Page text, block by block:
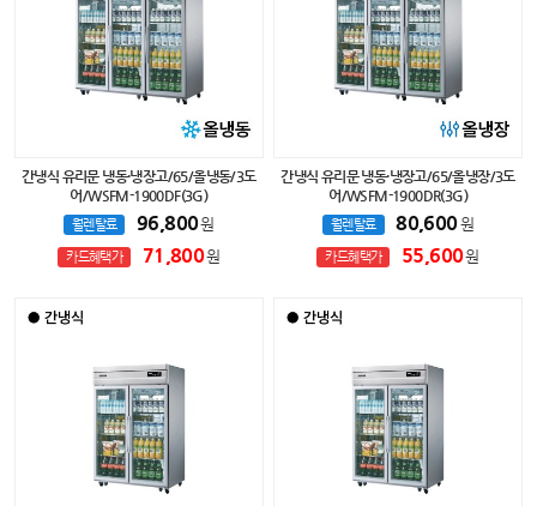
간냉식 유리문 냉동·냉장고/65/올냉동/3도
어/WSFM-1900DF(3G)
월렌탈료 96,800원
카드혜택가 71,800원
간냉식 유리문 냉동·냉장고/65/올냉장/3도
어/WSFM-1900DR(3G)
월렌탈료 80,600원
카드혜택가 55,600원